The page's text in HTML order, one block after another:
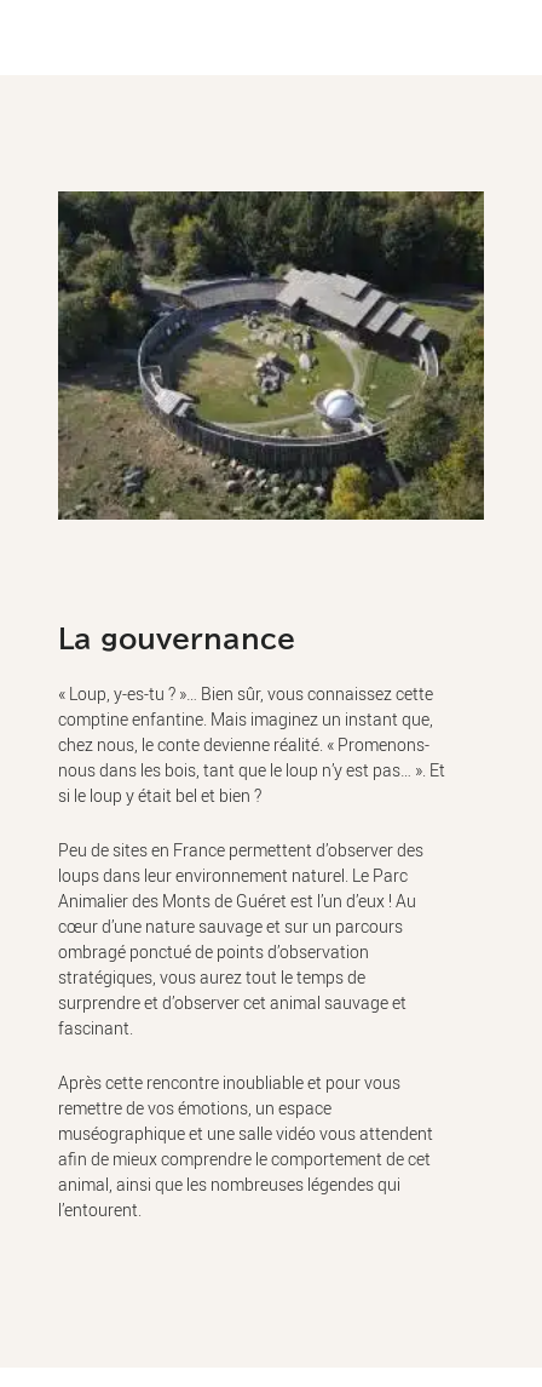
La gouvernance
« Loup, y-es-tu ? »… Bien sûr, vous connaissez cette
comptine enfantine. Mais imaginez un instant que,
chez nous, le conte devienne réalité. « Promenons-
nous dans les bois, tant que le loup n’y est pas… ». Et
si le loup y était bel et bien ?
Peu de sites en France permettent d’observer des
loups dans leur environnement naturel. Le Parc
Animalier des Monts de Guéret est l’un d’eux ! Au
cœur d’une nature sauvage et sur un parcours
ombragé ponctué de points d’observation
stratégiques, vous aurez tout le temps de
surprendre et d’observer cet animal sauvage et
fascinant.
Après cette rencontre inoubliable et pour vous
remettre de vos émotions, un espace
muséographique et une salle vidéo vous attendent
afin de mieux comprendre le comportement de cet
animal, ainsi que les nombreuses légendes qui
l’entourent.